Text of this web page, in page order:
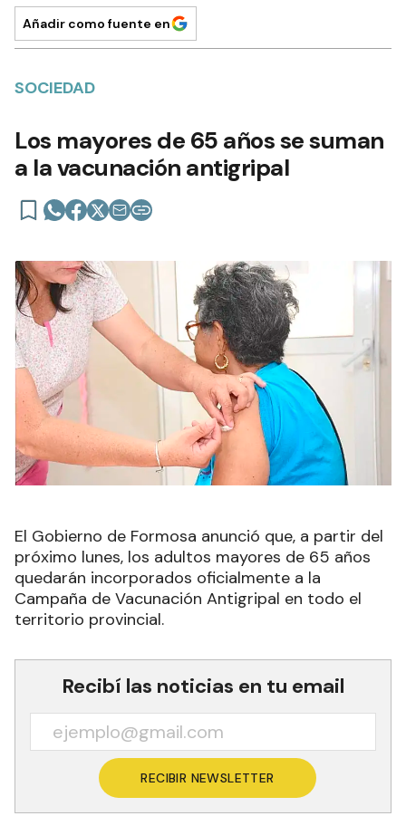
Añadir como fuente en
SOCIEDAD
Los mayores de 65 años se suman
a la vacunación antigripal
El Gobierno de Formosa anunció que, a partir del
próximo lunes, los adultos mayores de 65 años
quedarán incorporados oficialmente a la
Campaña de Vacunación Antigripal en todo el
territorio provincial.
Recibí las noticias en tu email
RECIBIR NEWSLETTER